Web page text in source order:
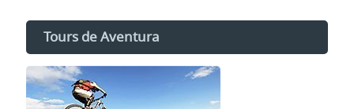
Tours de Aventura